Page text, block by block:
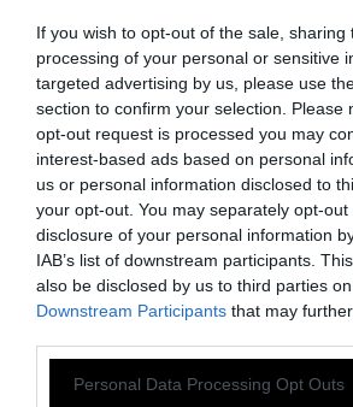
If you wish to opt-out of the sale, sharing
processing of your personal or sensitive
targeted advertising by us, please use
section to confirm your selection. Please
opt-out request is processed you may
interest-based ads based on personal
us or personal information disclosed to
your opt-out. You may separately opt-
disclosure of your personal information
IAB’s list of downstream participants.
also be disclosed by us to third parties
Downstream Participants that may
Personal Data Processing Opt Outs
δούμε ένα θαύμα, δεν έχουμε
ασχοληθούμε με την καρδιά
παιδιά. Δεν θα πιστεύουμε
τη μεταμόρφωσή τους.Και
παιδιά αυτά αντιστέκονται,
τραβήξουμε προς το μέρος
ας τα ταράξουμε στα καλά
μπράβο.Στο αμυντικά τους
ακούμε το «τραβάτε με και ας
τα παιδιά που φαίνεται ότι
βρίσκονται στο επίκεντρο